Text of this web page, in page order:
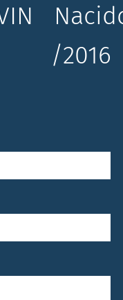
/2016